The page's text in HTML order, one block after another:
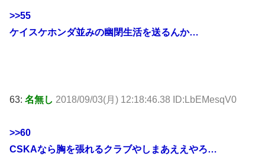
>>55
ケイスケホンダ並みの幽閉生活を送るんか…
63: 名無し 2018/09/03(月) 12:18:46.38 ID:LbEMesqV0
>>60
CSKAなら胸を張れるクラブやしまあええやろ…